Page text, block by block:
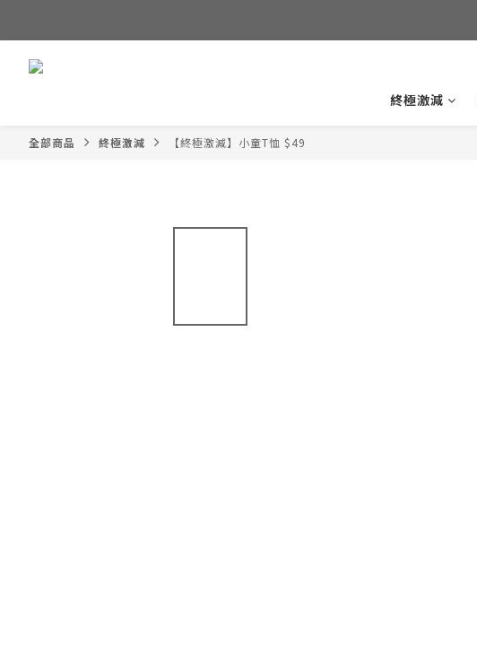
終極激減
全部商品 終極激減 【終極激減】小童T恤 $49